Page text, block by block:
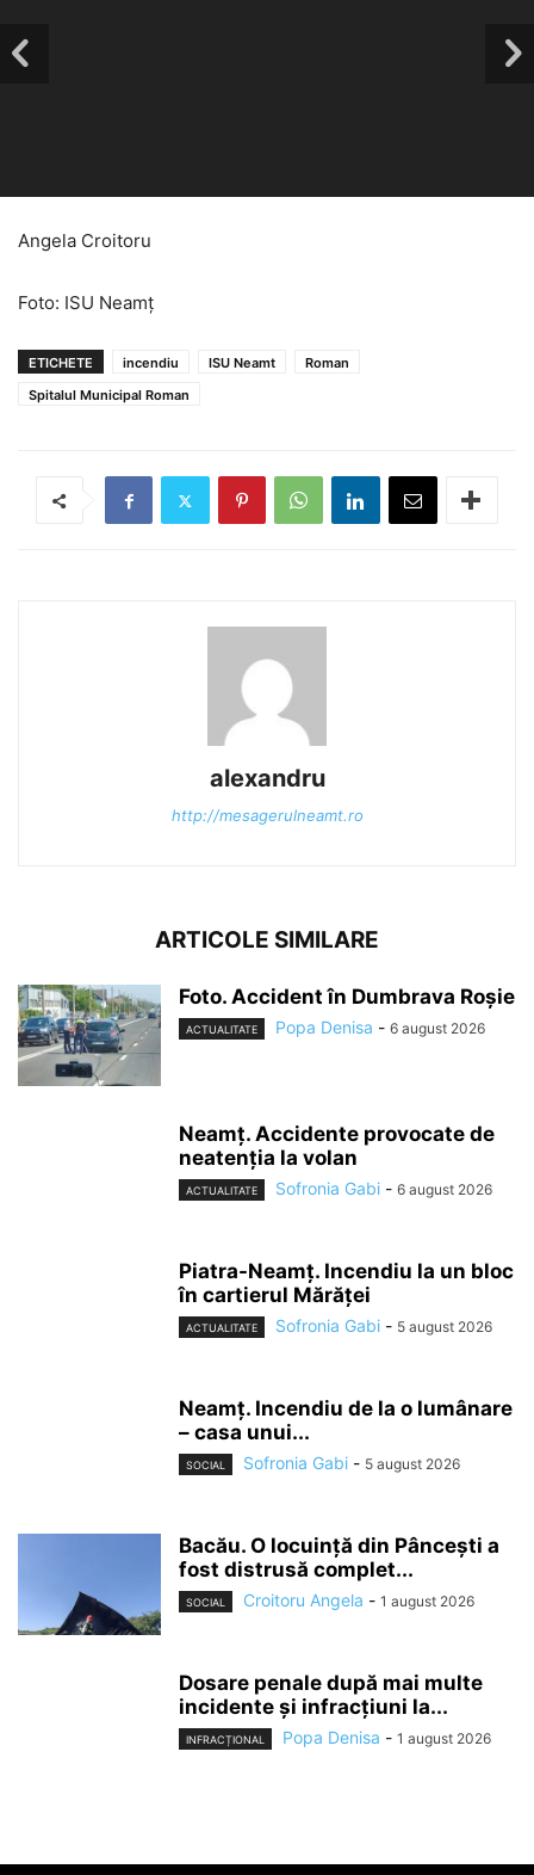
Angela Croitoru
Foto: ISU Neamț
ETICHETE incendiu ISU Neamt
Roman
Spitalul Municipal Roman
alexandru
http://mesagerulneamt.ro
ARTICOLE SIMILARE
Foto. Accident în Dumbrava Roșie
ACTUALITATE Popa Denisa - 6 august 2026
Neamț. Accidente provocate de
neatenția la volan
ACTUALITATE Sofronia Gabi - 6 august 2026
Piatra-Neamț. Incendiu la un bloc
în cartierul Mărăței
ACTUALITATE Sofronia Gabi - 5 august 2026
Neamț. Incendiu de la o lumânare
– casa unui...
SOCIAL Sofronia Gabi - 5 august 2026
Bacău. O locuință din Pâncești a
fost distrusă complet...
SOCIAL Croitoru Angela - 1 august 2026
Dosare penale după mai multe
incidente și infracțiuni la...
INFRACȚIONAL Popa Denisa - 1 august 2026